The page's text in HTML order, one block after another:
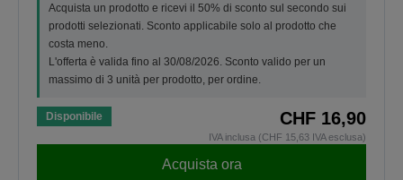
Acquista un prodotto e ricevi il 50% di sconto sul secondo sui
prodotti selezionati. Sconto applicabile solo al prodotto che
costa meno.
L'offerta è valida fino al 30/08/2026. Sconto valido per un
massimo di 3 unità per prodotto, per ordine.
Disponibile CHF 16,90
IVA inclusa (CHF 15,63 IVA esclusa)
Acquista ora